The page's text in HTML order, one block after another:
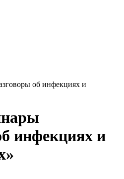
об инфекциях и
инфекциях и